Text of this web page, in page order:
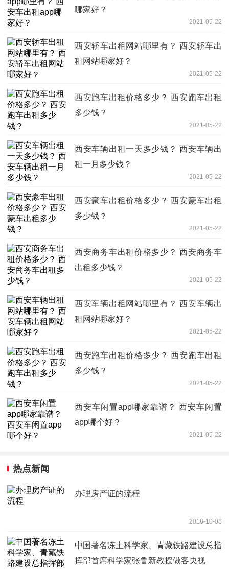
哪家好？
2021-05-22
西安轿车出租网站哪里有？ 西安轿车出
租网站哪家好？
2021-05-22
西安跑车出租价格多少？ 西安跑车出租
多少钱？
2021-05-22
西安车辆出租一天多少钱？ 西安车辆出
租一月多少钱？
2021-05-22
西安豪车出租价格多少？ 西安豪车出租
多少钱？
2021-05-22
西安商务车出租价格多少？ 西安商务车
出租多少钱？
2021-05-22
西安车辆出租网站哪里有？ 西安车辆出
租网站哪家好？
2021-05-22
西安跑车出租价格多少？ 西安跑车出租
多少钱？
2021-05-22
西安车闲置app哪家靠谱？ 西安车闲置
app哪个好？
2021-05-22
热点新闻
办理房产证的流程
2018-10-08
中国著名冻土科学家、青藏铁路建设总指
挥部首席科学家张鲁新教授做客央视